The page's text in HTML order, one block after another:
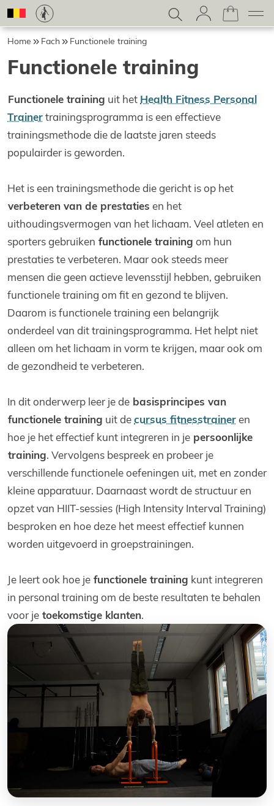
Home Fach Functionele training
Functionele training
Functionele training uit het Health Fitness Personal
Trainertrainingsprogramma is een effectieve
trainingsmethode die de laatste jaren steeds
populairder is geworden.
Het is een trainingsmethode die gericht is op het
verbeteren van de prestaties en het
uithoudingsvermogen van het lichaam. Veel atleten en
sporters gebruiken functionele training om hun
prestaties te verbeteren. Maar ook steeds meer
mensen die geen actieve levensstijl hebben, gebruiken
functionele training om fit en gezond te blijven.
Daarom is functionele training een belangrijk
onderdeel van dit trainingsprogramma. Het helpt niet
alleen om het lichaam in vorm te krijgen, maar ook om
de gezondheid te verbeteren.
In dit onderwerp leer je de basisprincipes van
functionele training uit decursus fitnesstraineren
hoe je het effectief kunt integreren in je persoonlijke
training. Vervolgens bespreek en probeer je
verschillende functionele oefeningen uit, met en zonder
kleine apparatuur. Daarnaast wordt de structuur en
opzet van HIIT-sessies (High Intensity Interval Training)
besproken en hoe deze het meest effectief kunnen
worden uitgevoerd in groepstrainingen.
Je leert ook hoe je functionele training kunt integreren
in personal training om de beste resultaten te behalen
voor je toekomstige klanten.